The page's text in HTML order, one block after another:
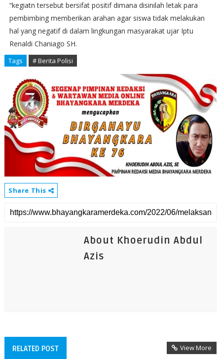
“kegiatn tersebut bersifat positif dimana disinilah letak para
pembimbing memberikan arahan agar siswa tidak melakukan
hal yang negatif di dalam lingkungan masyarakat ujar Iptu
Renaldi Chaniago SH.
Tags # Berita Polisi
Share This
About Khoerudin Abdul
Azis
RELATED POST View More